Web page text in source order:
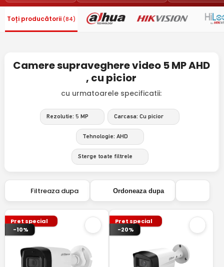
Toți producătorii (84)
Camere supraveghere video 5 MP AHD
, cu picior
cu urmatoarele specificatii:
Rezolutie: 5 MP Carcasa: Cu picior
Tehnologie: AHD
Sterge toate filtrele
Filtreaza dupa Ordoneaza dupa
Pret special
-10%
Pret special
-20%